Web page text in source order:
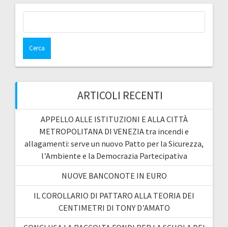
ARTICOLI RECENTI
APPELLO ALLE ISTITUZIONI E ALLA CITTÀ
METROPOLITANA DI VENEZIA tra incendi e
allagamenti: serve un nuovo Patto per la Sicurezza,
l’Ambiente e la Democrazia Partecipativa
NUOVE BANCONOTE IN EURO
IL COROLLARIO DI PATTARO ALLA TEORIA DEI
CENTIMETRI DI TONY D’AMATO